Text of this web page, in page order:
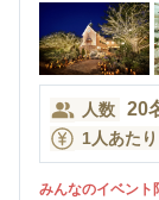
人数 20
1人あたり
みんなのイベント